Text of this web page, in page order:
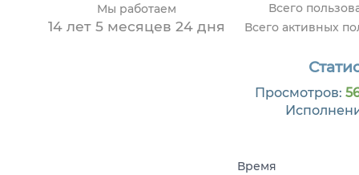
Мы работаем
14 лет 5 месяцев 24 дня
Всего
Всего активных
Просмотров:
Время